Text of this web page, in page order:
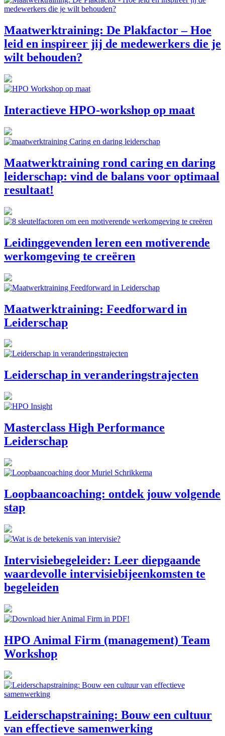
Maatwerktraining: De Plakfactor – Hoe
leid en inspireer jij de medewerkers die je
wilt behouden?
Interactieve HPO-workshop op maat
Maatwerktraining rond caring en daring
leiderschap: vind de balans voor optimaal
resultaat!
Leidinggevenden leren een motiverende
werkomgeving te creëren
Maatwerktraining: Feedforward in
Leiderschap
Leiderschap in veranderingstrajecten
Masterclass High Performance
Leiderschap
Loopbaancoaching: ontdek jouw volgende
stap
Intervisiebegeleider: Leer diepgaande
waardevolle intervisiebijeenkomsten te
begeleiden
HPO Animal Firm (management) Team
Workshop
Leiderschapstraining: Bouw een cultuur
van effectieve samenwerking